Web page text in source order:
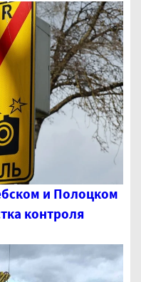
и Полоцком
контроля